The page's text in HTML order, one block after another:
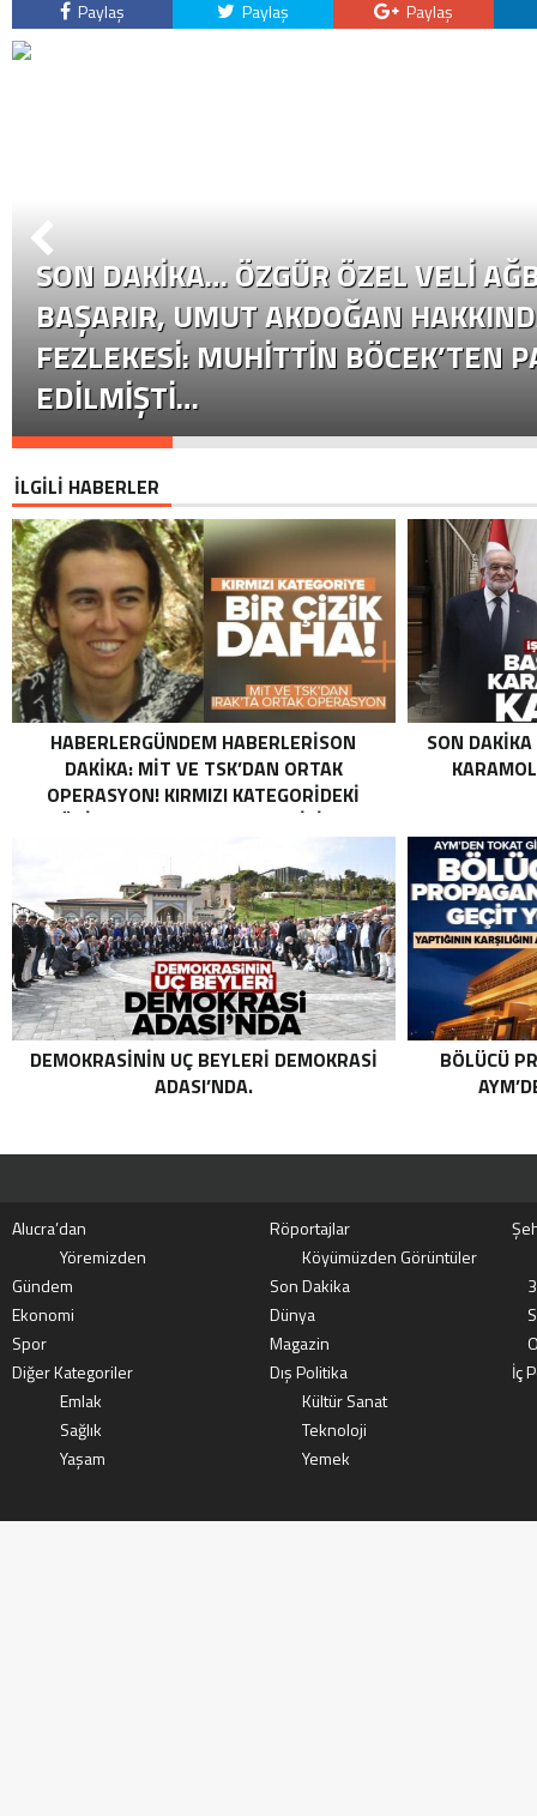
Paylaş Paylaş Paylaş
SON DAKİKA… ÖZGÜR ÖZEL VELI
BAŞARIR, UMUT AKDOĞAN
FEZLEKESI: MUHITTIN BÖCEK’TEN
EDILMIŞTI…
İLGİLİ HABERLER
HABERLERGÜNDEM HABERLERISON
DAKIKA: MİT VE TSK’DAN ORTAK
OPERASYON! KIRMIZI KATEGORIDEKI
TERÖRIST NAZLI TAŞPINAR ETKISIZ HALE
ORTAK OPERASYON! KIRMIZI
KATEGORIDEKI TERÖRIST NAZLI
TAŞPINAR ETKISIZ HALE GETIRILDI .
SON
DEMOKRASININ UÇ BEYLERI DEMOKRASI
ADASI’NDA.
BÖLÜCÜ
Alucra’dan Röportajlar
Yöremizden
Köyümüzden Görüntüler
Gündem
Son Dakika
Ekonomi
Dünya
Spor
Magazin
Diğer Kategoriler
Dış Politika
İç
Emlak
Kültür Sanat
Sağlık
Teknoloji
Yaşam
Yemek